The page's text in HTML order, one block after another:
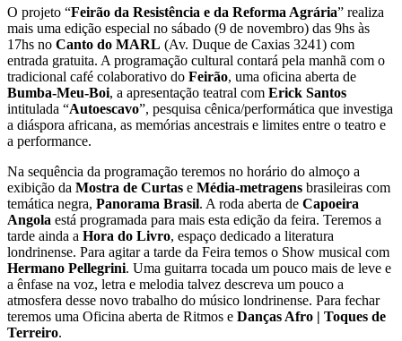
O projeto “Feirão da Resistência e da Reforma Agrária” realiza
mais uma edição especial no sábado (9 de novembro) das 9hs às
17hs no Canto do MARL (Av. Duque de Caxias 3241) com
entrada gratuita. A programação cultural contará pela manhã com o
tradicional café colaborativo do Feirão, uma oficina aberta de
Bumba-Meu-Boi, a apresentação teatral com Erick Santos
intitulada “Autoescavo”, pesquisa cênica/performática que investiga
a diáspora africana, as memórias ancestrais e limites entre o teatro e
a performance.
Na sequência da programação teremos no horário do almoço a
exibição da Mostra de Curtas e Média-metragens brasileiras com
temática negra, Panorama Brasil. A roda aberta de Capoeira
Angola está programada para mais esta edição da feira. Teremos a
tarde ainda a Hora do Livro, espaço dedicado a literatura
londrinense. Para agitar a tarde da Feira temos o Show musical com
Hermano Pellegrini. Uma guitarra tocada um pouco mais de leve e
a ênfase na voz, letra e melodia talvez descreva um pouco a
atmosfera desse novo trabalho do músico londrinense. Para fechar
teremos uma Oficina aberta de Ritmos e Danças Afro | Toques de
Terreiro.